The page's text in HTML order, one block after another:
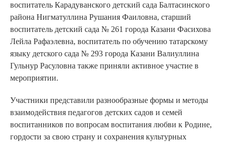
воспитатель Карадуванского детский сада Балтасинского
района Нигматуллина Рушания Фаиловна, старший
воспитатель детский сада № 261 города Казани Фасихова
Лейла Рафаэлевна, воспитатель по обучению татарскому
языку детского сада № 293 города Казани Валиуллина
Гульнур Расуловна также приняли активное участие в
мероприятии.
Участники представили разнообразные формы и методы
взаимодействия педагогов детских садов и семей
воспитанников по вопросам воспитания любви к Родине,
гордости за свою страну и сохранения культурных